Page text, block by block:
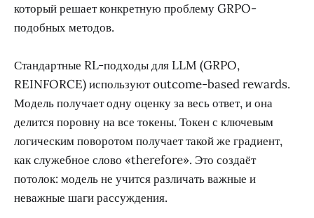
который решает конкретную проблему GRPO-
подобных методов.
Стандартные RL-подходы для LLM (GRPO,
REINFORCE) используют outcome-based rewards.
Модель получает одну оценку за весь ответ, и она
делится поровну на все токены. Токен с ключевым
логическим поворотом получает такой же градиент,
как служебное слово «therefore». Это создаёт
потолок: модель не учится различать важные и
неважные шаги рассуждения.